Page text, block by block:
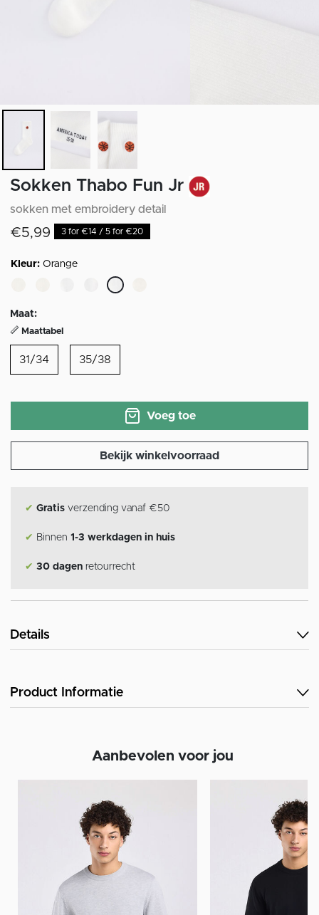
Sokken Thabo Fun Jr
sokken met embroidery detail
€5,99 3 for €14 / 5 for €20
Kleur: Orange
Maat:
Maattabel
31/34 35/38
Voeg toe
Bekijk winkelvoorraad
✔ Gratis verzending vanaf €50
✔ Binnen 1-3 werkdagen in huis
✔ 30 dagen retourrecht
Details
Product Informatie
Aanbevolen voor jou